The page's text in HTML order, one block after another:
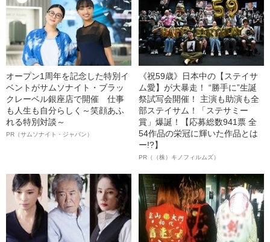
オープン1周年を記念した特別イ
ベントがサムソナイト・ブラッ
クレーベル銀座店で開催 仕事
も人生も自分らしく～笑顔あふ
れる特別対談～
PR（サムソナイト・ジャパン）
《祝59歳》日本中の【ステイサ
ム愛】が大暴走！ “勝手に”生誕
祭試写会開催！ 主演も助演も全
部ステイサム！「ステサミー
賞」爆誕！【応募総数941票 全
54作品の栄冠に輝いた作品とは
ー!?】
PR（（株）キノフィルムズ）